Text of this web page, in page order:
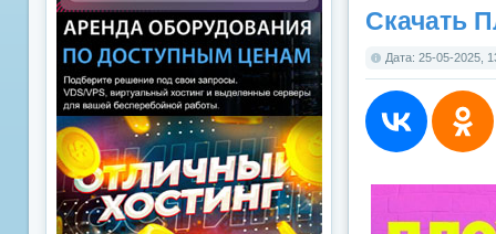
Скачать
Дата: 25-05-2025,